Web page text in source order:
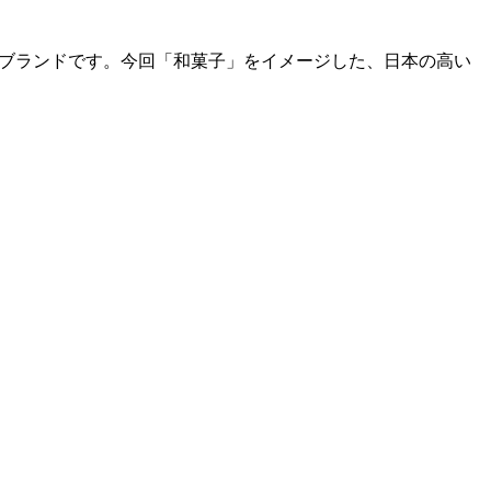
ランドです。今回「和菓子」をイメージした、日本の高い